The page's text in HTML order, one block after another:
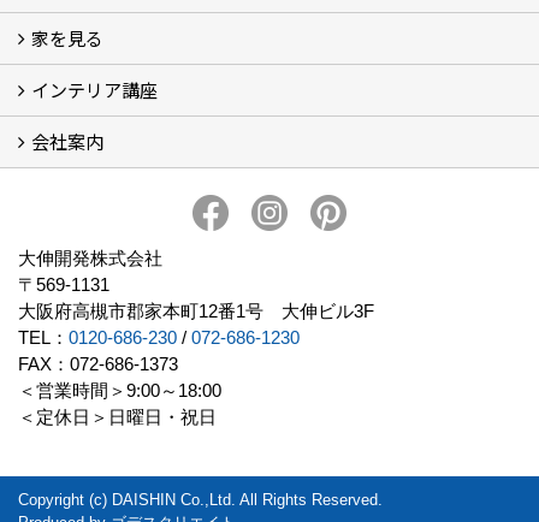
小さなリフォーム
大きなリフォーム
ビフォーアフター
家を見る
お客様の声
フォトギャラリー
ただいま建築中
施工実績
インテリア講座
イベント予告
イベント報告
会社案内
プライバシーポリシー
大伸開発株式会社
〒569-1131
大阪府高槻市郡家本町12番1号 大伸ビル3F
TEL： 0120-686-230 / 072-686-1230
FAX：072-686-1373
＜営業時間＞9:00～18:00
＜定休日＞日曜日・祝日
Copyright (c) DAISHIN Co.,Ltd. All Rights Reserved.